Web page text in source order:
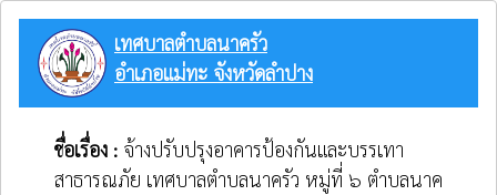
เทศบาลตำบลนาครัว
อำเภอแม่ทะ จังหวัดลำปาง
ชื่อเรื่อง : จ้างปรับปรุงอาคารป้องกันและบรรเทา
สาธารณภัย เทศบาลตำบลนาครัว หมู่ที่ ๖ ตำบลนาค